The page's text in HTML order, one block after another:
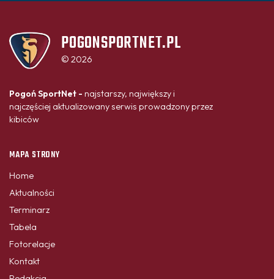
POGONSPORTNET.PL
© 2026
Pogoń SportNet - najstarszy, największy i
najczęściej aktualizowany serwis prowadzony przez
kibiców
MAPA STRONY
Home
Aktualności
Terminarz
Tabela
Fotorelacje
Kontakt